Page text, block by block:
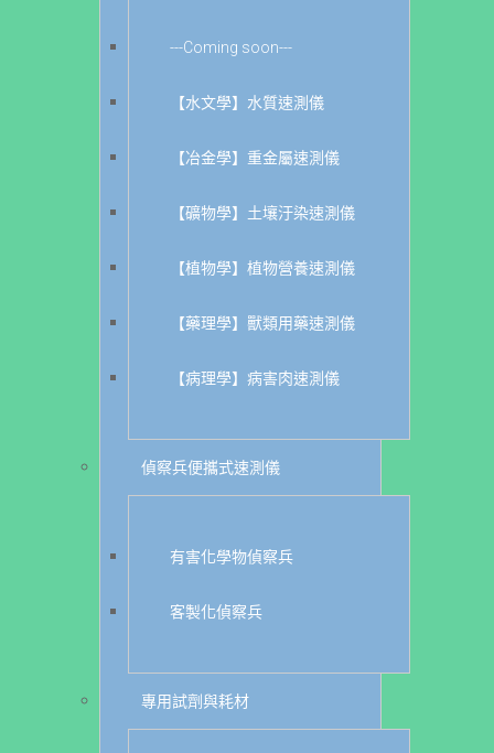
---Coming soon---
【水文學】水質速測儀
【冶金學】重金屬速測儀
【礦物學】土壤汙染速測儀
【植物學】植物營養速測儀
【藥理學】獸類用藥速測儀
【病理學】病害肉速測儀
偵察兵便攜式速測儀
有害化學物偵察兵
客製化偵察兵
專用試劑與耗材